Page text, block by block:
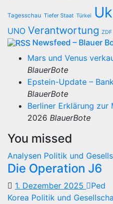
Tagesschau Tiefer Staat Türkei
UNO Verantwortung ZDF
Newsfeed – Blauer
Mars und Venus
BlauerBote
Epstein-Update –
BlauerBote
Berliner Erklärung zur
2026 BlauerBote
You missed
Analysen Politik und
Die Operation J6
1. Dezember 2025
Ped
Korea Politik und